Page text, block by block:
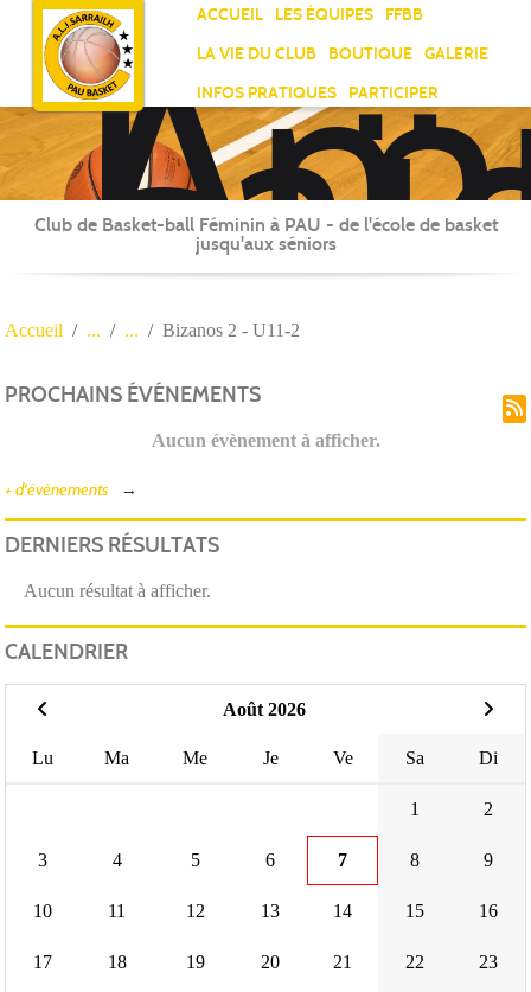
ACCUEIL LES ÉQUIPES
FFBB
LA VIE DU CLUB
BOUTIQUE
GALERIE
INFOS PRATIQUES
PARTICIPER
Club de Basket-ball Féminin à PAU - de l'école de basket
jusqu'aux séniors
Accueil Bizanos 2 - U11-2
PROCHAINS ÉVÉNEMENTS
Aucun évènement à afficher.
+ d'évènements
DERNIERS RÉSULTATS
Aucun résultat à afficher.
CALENDRIER
Août 2026
Lu Ma Me Je Ve Sa Di
1 2
3 4 5 6 7 8 9
10 11 12 13 14 15 16
17 18 19 20 21 22 23
Panneau de gestion des cookies